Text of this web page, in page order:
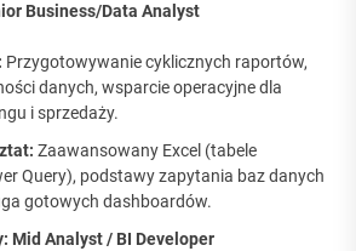
Business/Data Analyst
Przygotowywanie cyklicznych raportów,
danych, wsparcie operacyjne dla
i sprzedaży.
Zaawansowany Excel (tabele
Query), podstawy zapytania baz danych
gotowych dashboardów.
Mid Analyst / BI Developer